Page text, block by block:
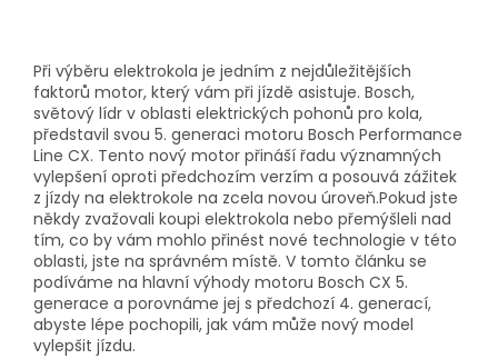
Při výběru elektrokola je jedním z nejdůležitějších
faktorů motor, který vám při jízdě asistuje. Bosch,
světový lídr v oblasti elektrických pohonů pro kola,
představil svou 5. generaci motoru Bosch Performance
Line CX. Tento nový motor přináší řadu významných
vylepšení oproti předchozím verzím a posouvá zážitek
z jízdy na elektrokole na zcela novou úroveň.Pokud jste
někdy zvažovali koupi elektrokola nebo přemýšleli nad
tím, co by vám mohlo přinést nové technologie v této
oblasti, jste na správném místě. V tomto článku se
podíváme na hlavní výhody motoru Bosch CX 5.
generace a porovnáme jej s předchozí 4. generací,
abyste lépe pochopili, jak vám může nový model
vylepšit jízdu.